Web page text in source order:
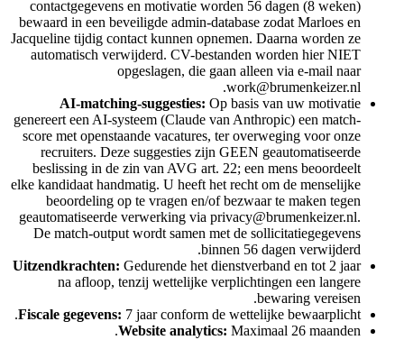
contactgegevens en motivatie worden 56 dagen (8 weken)
bewaard in een beveiligde admin-database zodat Marloes en
Jacqueline tijdig contact kunnen opnemen. Daarna worden ze
automatisch verwijderd. CV-bestanden worden hier NIET
opgeslagen, die gaan alleen via e-mail naar
work@brumenkeizer.nl.
AI-matching-suggesties: Op basis van uw motivatie
genereert een AI-systeem (Claude van Anthropic) een match-
score met openstaande vacatures, ter overweging voor onze
recruiters. Deze suggesties zijn GEEN geautomatiseerde
beslissing in de zin van AVG art. 22; een mens beoordeelt
elke kandidaat handmatig. U heeft het recht om de menselijke
beoordeling op te vragen en/of bezwaar te maken tegen
geautomatiseerde verwerking via privacy@brumenkeizer.nl.
De match-output wordt samen met de sollicitatiegegevens
binnen 56 dagen verwijderd.
Uitzendkrachten: Gedurende het dienstverband en tot 2 jaar
na afloop, tenzij wettelijke verplichtingen een langere
bewaring vereisen.
Fiscale gegevens: 7 jaar conform de wettelijke bewaarplicht.
Website analytics: Maximaal 26 maanden.